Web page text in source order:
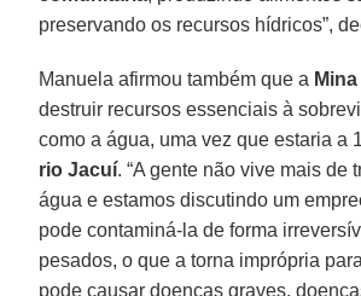
preservando os recursos hídricos”,
Manuela afirmou também que a
destruir recursos essenciais à
como a água, uma vez que estaria a
rio Jacuí. “A gente não vive mais de
água e estamos discutindo um
pode contaminá-la de forma
pesados, o que a torna imprópria
pode causar doenças graves,